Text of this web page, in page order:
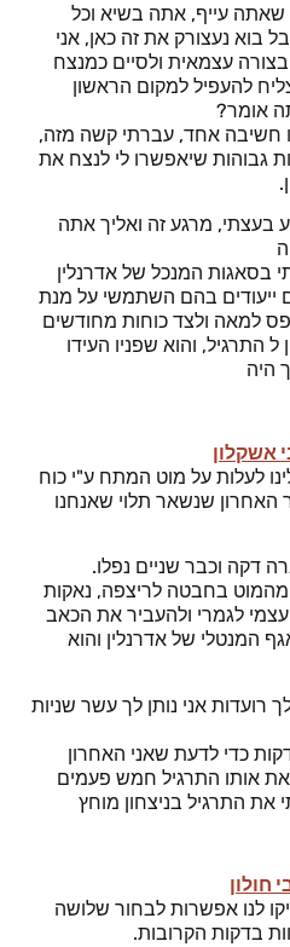
שאתה עייף, אתה בשיא וכל
בוא נעצורק את זה כאן, אני
עצמאית ולסיים כמנצח
להעפיל למקום הראשון
אומר?
חשיבה אחד, עברתי קשה מזה,
גבוהות שיאפשרו לי לנצח את
מרגע זה ואליך אתה
בסאגות המנכל של אדרנלין
ייעודים בהם השתמשי על מנת
למאה ולצד כוחות מחודשים
התרגיל, והוא שפניו העידו
היה
אשקלון
לעלות על מוט המתח ע"י כוח
האחרון שנשאר תלוי שאנחנו
דקה וכבר שניים נפלו.
בחבטה לריצפה, נאקות
לגמרי ולהעביר את הכאב
המנטלי של אדרנלין והוא
אני נותן לך עשר שניות
כדי לדעת שאני האחרון
אותו התרגיל חמש פעמים
את התרגיל בניצחון מוחץ
חולון
לנו אפשרות לבחור שלושה
בדקות הקרובות.